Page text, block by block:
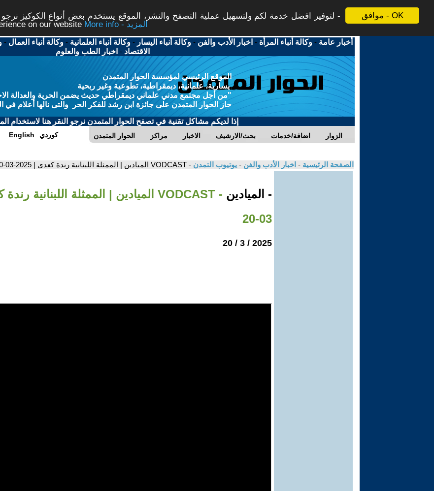
موافق - OK
لتوفير افضل خدمة لكم ولتسهيل عملية التصفح والنشر، الموقع يستخدم بعض أنواع الكوكيز
on our website
More info - المزيد
أخبار عامة -وكالة أنباء المرأة - اخبار الأدب والفن -وكالة أنباء اليسار -وكالة أنباء العلمانية -وكالة أنباء العمال -
الاقتصاد - اخبار الطب والعلوم
الموقع الرئيسي لمؤسسة الحوار المتمدن
يسارية، علمانية، ديمقراطية، تطوعية وغير ربحية
"من أجل مجتمع مدني علماني ديمقراطي حديث يضمن الحرية والعدالة
حاز الحوار المتمدن على جائزة ابن رشد للفكر الحر والتى نالها أعلام في
إذا لديكم مشاكل تقنية في تصفح الحوار المتمدن نرجو النقر هنا لاستخدام
الحوار المتمدن مراكز الاخبار بحث/الارشيف اضافة/خدمات الزوار English كوردي
الصفحة الرئيسية - اخبار الأدب والفن - يوتيوب التمدن - VODCAST الميادين | الممثلة اللبنانية رندة كعدي | 2025-03-20
- الميادين
03-20
2025 / 3 / 20